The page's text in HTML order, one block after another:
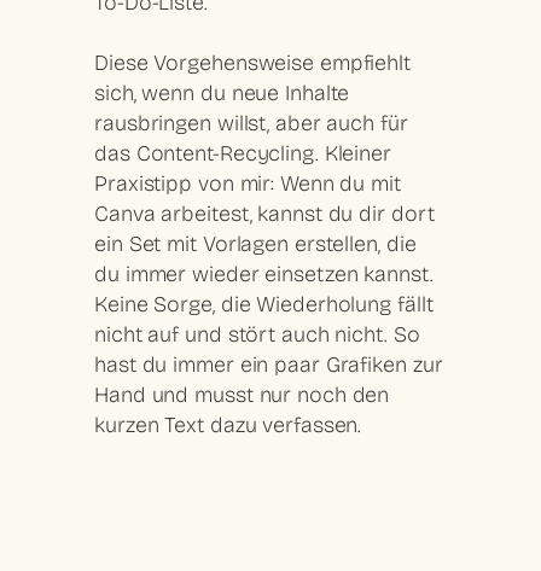
Diese Vorgehensweise empfiehlt
sich, wenn du neue Inhalte
rausbringen willst, aber auch für
das Content-Recycling. Kleiner
Praxistipp von mir: Wenn du mit
Canva arbeitest, kannst du dir dort
ein Set mit Vorlagen erstellen, die
du immer wieder einsetzen kannst.
Keine Sorge, die Wiederholung fällt
nicht auf und stört auch nicht. So
hast du immer ein paar Grafiken zur
Hand und musst nur noch den
kurzen Text dazu verfassen.